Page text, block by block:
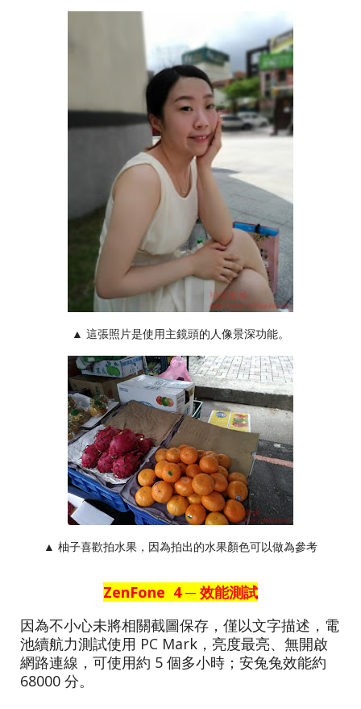
▲ 這張照片是使用主鏡頭的人像景深功能。
▲ 柚子喜歡拍水果，因為拍出的水果顏色可以做為參考
ZenFone 4 ─ 效能測試
因為不小心未將相關截圖保存，僅以文字描述，電
池續航力測試使用 PC Mark，亮度最亮、無開啟
網路連線，可使用約 5 個多小時；安兔兔效能約
68000 分。